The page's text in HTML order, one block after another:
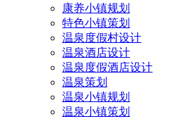
康养小镇规划
特色小镇策划
温泉度假村设计
温泉酒店设计
温泉度假酒店设计
温泉策划
温泉小镇规划
温泉小镇策划